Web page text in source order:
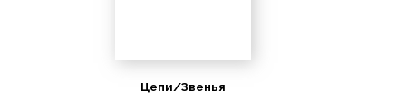
Цепи/Звенья